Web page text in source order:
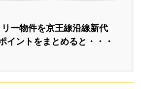
ー物件を京王線沿線新代
イントをまとめると・・・